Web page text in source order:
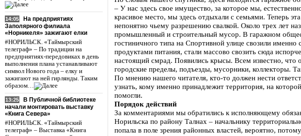
14:05
На предприятиях
Заполярного филиала
«Норникеля» зажигают елки
#НОРИЛЬСК. «Таймырский
телеграф» – По традиции на
предприятиях-передовиках в день
выполнения плана устанавливают
символ Нового года – елку и
зажигают на ней гирлянды. Таким
образом…
13:25
В Публичной библиотеке
начали монтировать выставку
«Книга Севера»
#НОРИЛЬСК. «Таймырский
телеграф» – Выставка «Книга
– У нас здесь свое имущество, за которое мы,
красивое место, мы здесь отдыхали с семьями. Теперь
непонятно чьему разрешению свалкой. Около трех лет
промышленный и строительный мусор. В гаражном
гостиничного типа на Спортивной улице свозили
продуктами питания, стали массово свозить сюда
настоящий смрад. Появились крысы. Всем известно, что
городские пределы, подъезды, мусорники, коллекторы.
По мнению нашего читателя, кто-то должен нести
узнать, кому именно принадлежит территория, на
помогли.
Порядок действий
За комментариями мы обратились к исполняющему
Норильска по району Талнах – начальнику
попала в поле зрения районных властей, вероятно,